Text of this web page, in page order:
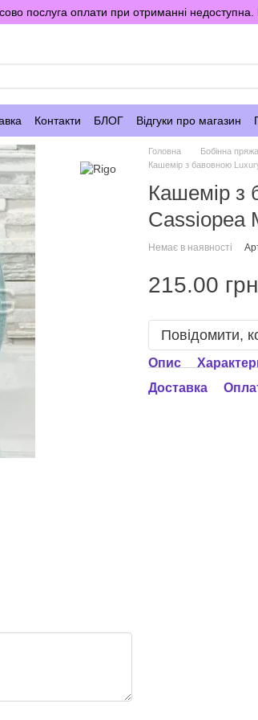
послуга оплати при отриманні недоступна.
Контакти БЛОГ Відгуки про магазин
Головна Бобінна пряжа
Кашемір з бавовною
Кашемір з
Cassiopea
Немає в наявності
215.00
Повідомити,
Опис
Доставка